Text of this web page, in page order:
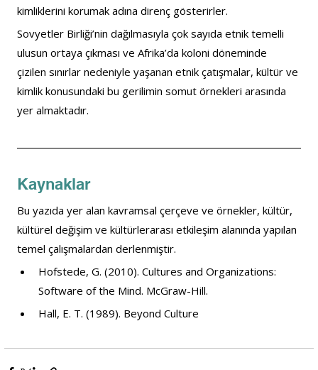
kimliklerini korumak adına direnç gösterirler.
Sovyetler Birliği’nin dağılmasıyla çok sayıda etnik temelli
ulusun ortaya çıkması ve Afrika’da koloni döneminde
çizilen sınırlar nedeniyle yaşanan etnik çatışmalar, kültür ve
kimlik konusundaki bu gerilimin somut örnekleri arasında
yer almaktadır.
Kaynaklar
Bu yazıda yer alan kavramsal çerçeve ve örnekler, kültür,
kültürel değişim ve kültürlerarası etkileşim alanında yapılan
temel çalışmalardan derlenmiştir.
Hofstede, G. (2010). Cultures and Organizations:
Software of the Mind. McGraw-Hill.
Hall, E. T. (1989). Beyond Culture